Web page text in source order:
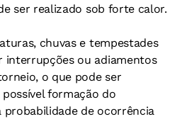
ser realizado sob forte calor.
chuvas e tempestades
interrupções ou adiamentos
o que pode ser
formação do
probabilidade de ocorrência